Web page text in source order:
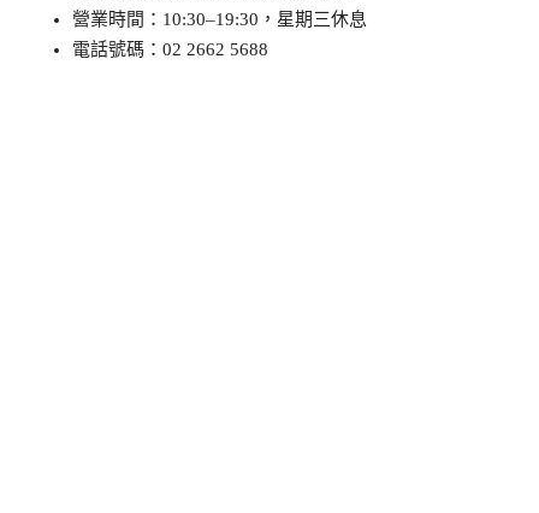
營業時間：10:30–19:30，星期三休息
電話號碼：02 2662 5688